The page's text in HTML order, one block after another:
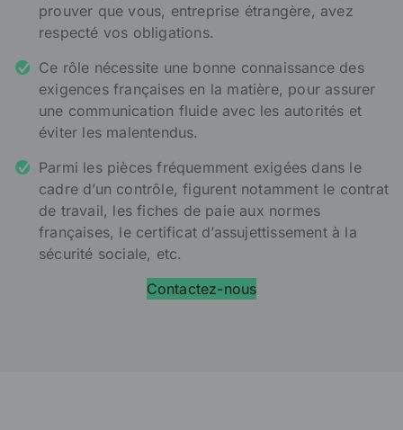
prouver que vous, entreprise étrangère, avez
respecté vos obligations.
Ce rôle nécessite une bonne connaissance des
exigences françaises en la matière, pour assurer
une communication fluide avec les autorités et
éviter les malentendus.
Parmi les pièces fréquemment exigées dans le
cadre d’un contrôle, figurent notamment le contrat
de travail, les fiches de paie aux normes
françaises, le certificat d’assujettissement à la
sécurité sociale, etc.
Contactez-nous